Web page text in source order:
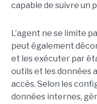
capable de suivre un
L’agent ne se limite
peut également
et les exécuter par
outils et les données
accès. Selon les
données internes,